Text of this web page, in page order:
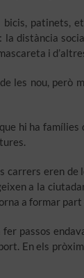
patinets,
distància
i
les nou, però
hi ha
carrers eren de
a la
a formar part
fer passos
En els